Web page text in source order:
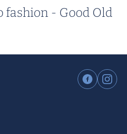
fashion - Good Old
beëindigde besloot hij zijn
te roepen. De beroemde Franse
een samenwerking met de
met het geborduurde symbool